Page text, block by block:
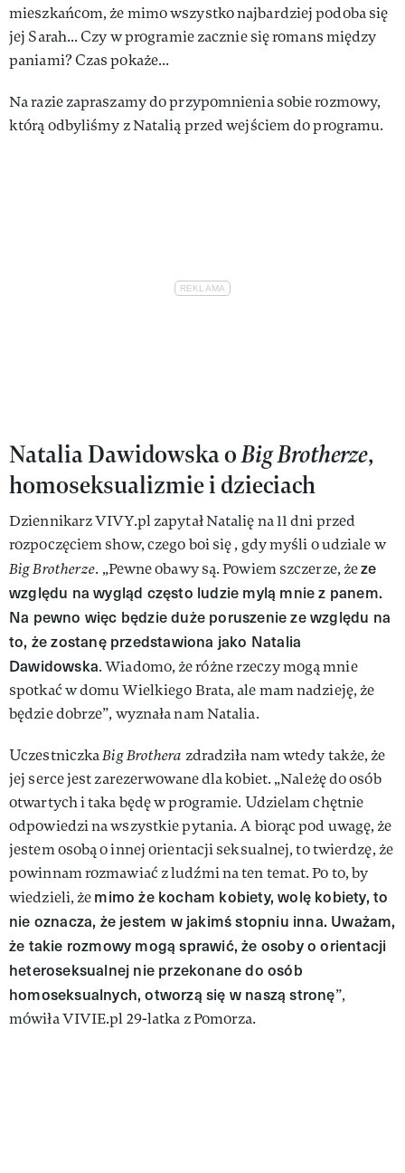
mieszkańcom, że mimo wszystko najbardziej podoba się
jej Sarah... Czy w programie zacznie się romans między
paniami? Czas pokaże...
Na razie zapraszamy do przypomnienia sobie rozmowy,
którą odbyliśmy z Natalią przed wejściem do programu.
Natalia Dawidowska oBig Brotherze,
homoseksualizmie i dzieciach
Dziennikarz VIVY.pl zapytał Natalię na 11 dni przed
rozpoczęciem show, czego boi się , gdy myśli o udziale w
Big Brotherze. „Pewne obawy są. Powiem szczerze, żeze
względu na wygląd często ludzie mylą mnie z panem.
Na pewno więc będzie duże poruszenie ze względu na
to, że zostanę przedstawiona jako Natalia
Dawidowska. Wiadomo, że różne rzeczy mogą mnie
spotkać w domu Wielkiego Brata, ale mam nadzieję, że
będzie dobrze”, wyznała nam Natalia.
UczestniczkaBig Brothera zdradziła nam wtedy także, że
jej serce jest zarezerwowane dla kobiet. „Należę do osób
otwartych i taka będę w programie. Udzielam chętnie
odpowiedzi na wszystkie pytania. A biorąc pod uwagę, że
jestem osobą o innej orientacji seksualnej, to twierdzę, że
powinnam rozmawiać z ludźmi na ten temat. Po to, by
wiedzieli, żemimo że kocham kobiety, wolę kobiety, to
nie oznacza, że jestem w jakimś stopniu inna. Uważam,
że takie rozmowy mogą sprawić, że osoby o orientacji
heteroseksualnej nie przekonane do osób
homoseksualnych, otworzą się w naszą stronę”,
mówiła VIVIE.pl 29-latka z Pomorza.